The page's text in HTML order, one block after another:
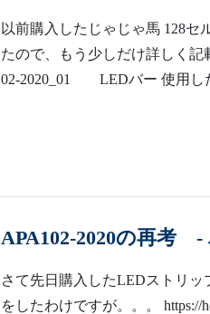
以前購入したじゃじゃ馬 128セ
たので、もう少しだけ詳しく記
02-2020_01 LEDバー 使用し
APA102-2020の再考
さて先日購入したLEDストリ
をしたわけですが。。。 https://